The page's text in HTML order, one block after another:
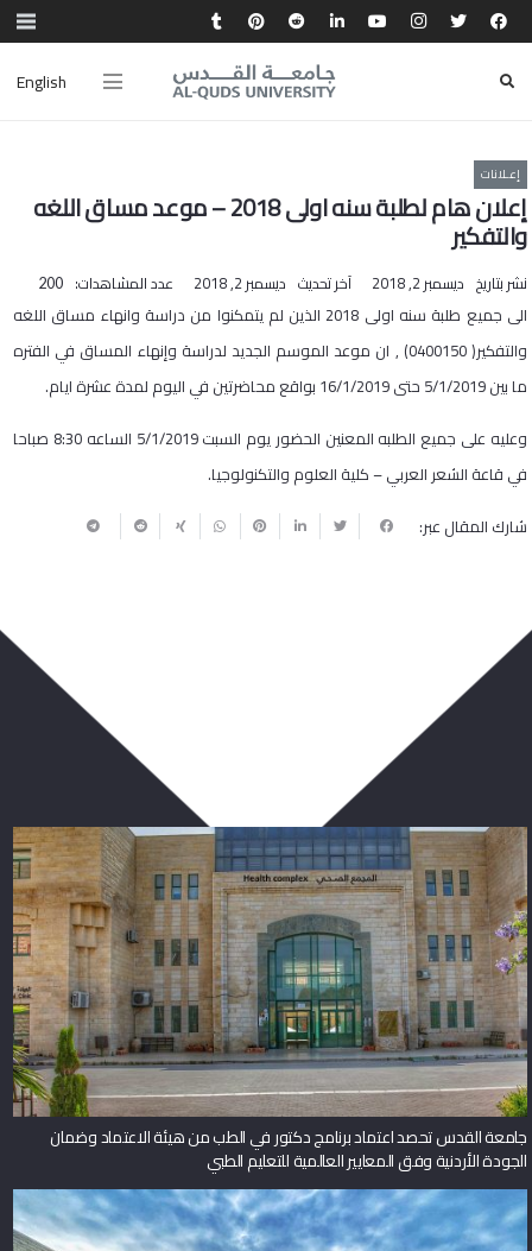
English
إعـلانات
إعلان هام لطلبة سنه اولى 2018 – موعد مساق اللغه
والتفكير
نشر بتاريخ ديسمبر 2, 2018 آخر تحديث ديسمبر 2, 2018 عدد المشاهدات: 200
الى جميع طلبة سنه اولى 2018 الذين لم يتمكنوا من دراسة وانهاء مساق اللغه
والتفكير( 0400150) , ان موعد الموسم الجديد لدراسة وإنهاء المساق في الفتره
ما بين 5/1/2019 حتى 16/1/2019 بواقع محاضرتين في اليوم لمدة عشرة ايام.
وعليه على جميع الطلبه المعنين الحضور يوم السبت 5/1/2019 الساعه 8:30 صباحا
في قاعة الشعر العربي – كلية العلوم والتكنولوجيا.
شارك المقال عبر:
جامعة القدس تحصد اعتماد برنامج دكتور في الطب من هيئة الاعتماد وضمان
الجودة الأردنية وفق المعايير العالمية للتعليم الطبي